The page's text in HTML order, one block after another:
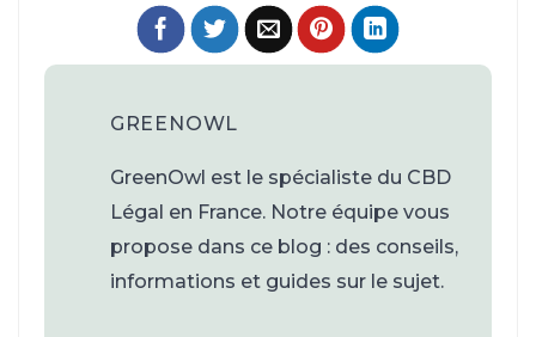
GREENOWL
GreenOwl est le spécialiste du CBD
Légal en France. Notre équipe vous
propose dans ce blog : des conseils,
informations et guides sur le sujet.